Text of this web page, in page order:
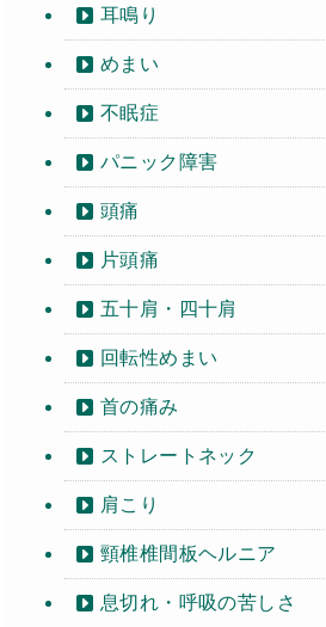
耳鳴り
めまい
不眠症
パニック障害
頭痛
片頭痛
五十肩・四十肩
回転性めまい
首の痛み
ストレートネック
肩こり
頸椎椎間板ヘルニア
息切れ・呼吸の苦しさ